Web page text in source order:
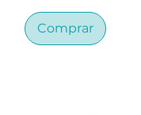
Comprar